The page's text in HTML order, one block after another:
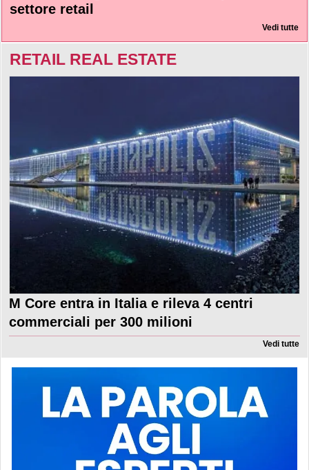
settore retail
Vedi tutte
RETAIL REAL ESTATE
M Core entra in Italia e rileva 4 centri
commerciali per 300 milioni
Vedi tutte